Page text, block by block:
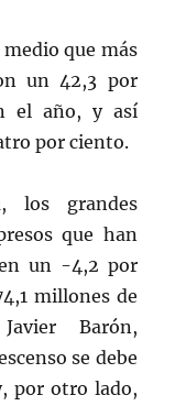
que más
un 42,3 por
el año, y así
por ciento.
los grandes
que han
un -4,2 por
millones de
Barón,
se debe
por otro lado,